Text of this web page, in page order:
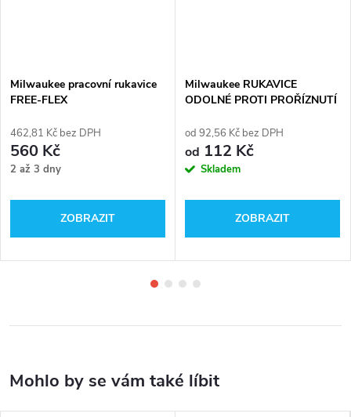
Milwaukee pracovní rukavice
FREE-FLEX
462,81 Kč bez DPH
560 Kč
2 až 3 dny
ZOBRAZIT
Milwaukee RUKAVICE
ODOLNÉ PROTI PROŘÍZNUTÍ
od 92,56 Kč bez DPH
od 112 Kč
Skladem
ZOBRAZIT